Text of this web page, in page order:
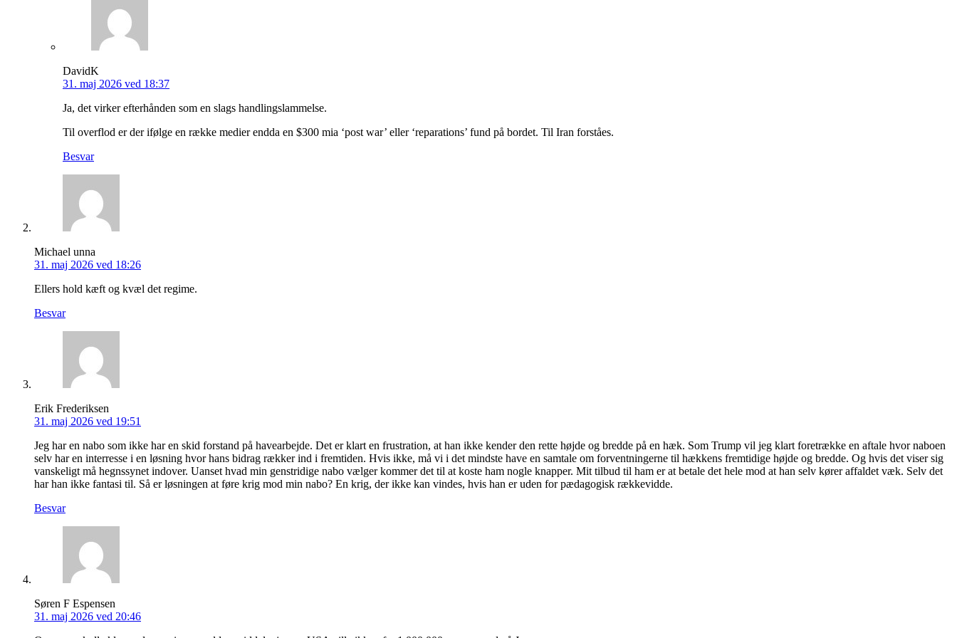
DavidK
31. maj 2026 ved 18:37
Ja, det virker efterhånden som en slags handlingslammelse.
Til overflod er der ifølge en række medier endda en $300 mia ‘post war’ eller ‘reparations’ fund på bordet. Til Iran forståes.
Besvar
Michael unna
31. maj 2026 ved 18:26
Ellers hold kæft og kvæl det regime.
Besvar
Erik Frederiksen
31. maj 2026 ved 19:51
Jeg har en nabo som ikke har en skid forstand på havearbejde. Det er klart en frustration, at han ikke kender den rette højde og bredde på en hæk. Som Trump vil jeg klart foretrække en aftale hvor naboen
selv har en interresse i en løsning hvor hans bidrag rækker ind i fremtiden. Hvis ikke, må vi i det mindste have en samtale om forventningerne til hækkens fremtidige højde og bredde. Og hvis det viser sig
vanskeligt må hegnssynet indover. Uanset hvad min genstridige nabo vælger kommer det til at koste ham nogle knapper. Mit tilbud til ham er at betale det hele mod at han selv kører affaldet væk. Selv det
har han ikke fantasi til. Så er løsningen at føre krig mod min nabo? En krig, der ikke kan vindes, hvis han er uden for pædagogisk rækkevidde.
Besvar
Søren F Espensen
31. maj 2026 ved 20:46